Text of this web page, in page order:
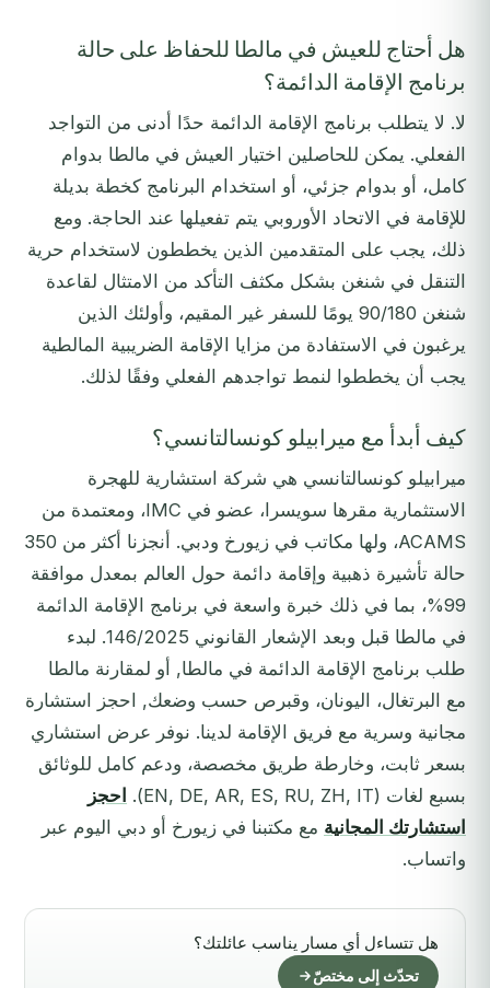
هل أحتاج للعيش في مالطا للحفاظ على حالة
برنامج الإقامة الدائمة؟
لا. لا يتطلب برنامج الإقامة الدائمة حدًا أدنى من التواجد
الفعلي. يمكن للحاصلين اختيار العيش في مالطا بدوام
كامل، أو بدوام جزئي، أو استخدام البرنامج كخطة بديلة
للإقامة في الاتحاد الأوروبي يتم تفعيلها عند الحاجة. ومع
ذلك، يجب على المتقدمين الذين يخططون لاستخدام حرية
التنقل في شنغن بشكل مكثف التأكد من الامتثال لقاعدة
شنغن 90/180 يومًا للسفر غير المقيم، وأولئك الذين
يرغبون في الاستفادة من مزايا الإقامة الضريبية المالطية
يجب أن يخططوا لنمط تواجدهم الفعلي وفقًا لذلك.
كيف أبدأ مع ميرابيلو كونسالتانسي؟
ميرابيلو كونسالتانسي هي شركة استشارية للهجرة
الاستثمارية مقرها سويسرا، عضو في IMC، ومعتمدة من
ACAMS، ولها مكاتب في زيورخ ودبي. أنجزنا أكثر من 350
حالة تأشيرة ذهبية وإقامة دائمة حول العالم بمعدل موافقة
99%، بما في ذلك خبرة واسعة في برنامج الإقامة الدائمة
في مالطا قبل وبعد الإشعار القانوني 146/2025. لبدء
طلب برنامج الإقامة الدائمة في مالطا, أو لمقارنة مالطا
مع البرتغال، اليونان، وقبرص حسب وضعك, احجز استشارة
مجانية وسرية مع فريق الإقامة لدينا. نوفر عرض استشاري
بسعر ثابت، وخارطة طريق مخصصة، ودعم كامل للوثائق
بسبع لغات (EN, DE, AR, ES, RU, ZH, IT).
احجز
استشارتك المجانية مع مكتبنا في زيورخ أو دبي اليوم عبر
واتساب.
هل تتساءل أي مسار يناسب عائلتك؟
تحدّث إلى مختصّ